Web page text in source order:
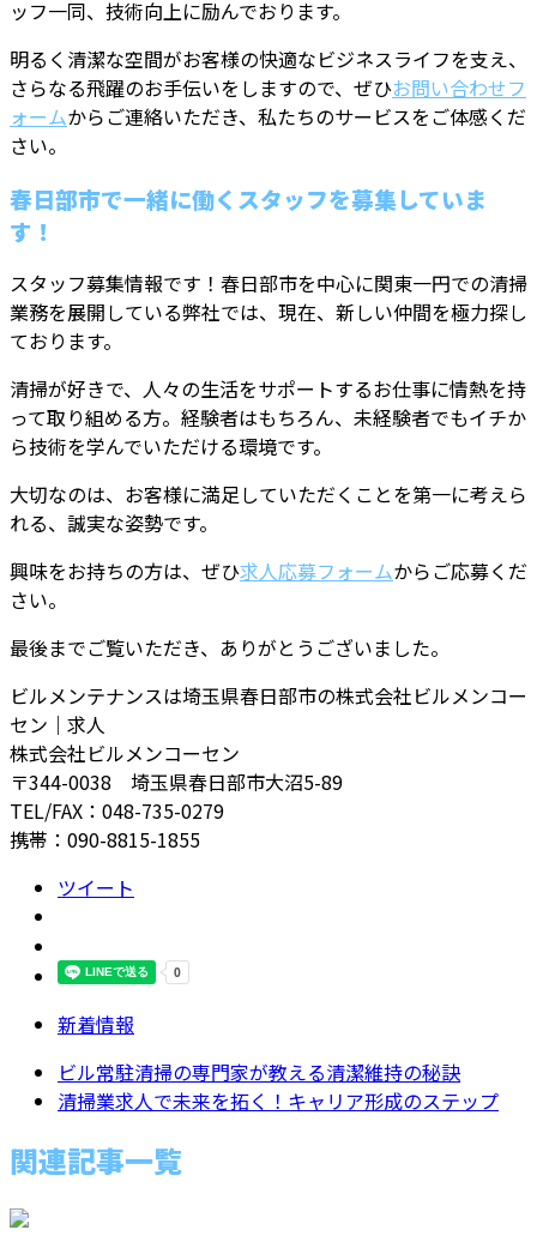
ッフ一同、技術向上に励んでおります。
明るく清潔な空間がお客様の快適なビジネスライフを支え、
さらなる飛躍のお手伝いをしますので、ぜひお問い合わせフ
ォームからご連絡いただき、私たちのサービスをご体感くだ
さい。
春日部市で一緒に働くスタッフを募集していま
す！
スタッフ募集情報です！春日部市を中心に関東一円での清掃
業務を展開している弊社では、現在、新しい仲間を極力探し
ております。
清掃が好きで、人々の生活をサポートするお仕事に情熱を持
って取り組める方。経験者はもちろん、未経験者でもイチか
ら技術を学んでいただける環境です。
大切なのは、お客様に満足していただくことを第一に考えら
れる、誠実な姿勢です。
興味をお持ちの方は、ぜひ求人応募フォームからご応募くだ
さい。
最後までご覧いただき、ありがとうございました。
ビルメンテナンスは埼玉県春日部市の株式会社ビルメンコー
セン｜求人
株式会社ビルメンコーセン
〒344-0038 埼玉県春日部市大沼5-89
TEL/FAX：048-735-0279
携帯：090-8815-1855
ツイート
新着情報
ビル常駐清掃の専門家が教える清潔維持の秘訣
清掃業求人で未来を拓く！キャリア形成のステップ
関連記事一覧